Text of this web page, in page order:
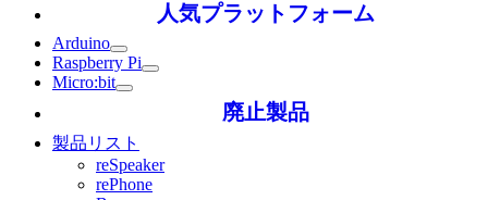
人気プラットフォーム
Arduino
Raspberry Pi
Micro:bit
廃止製品
製品リスト
reSpeaker
rePhone